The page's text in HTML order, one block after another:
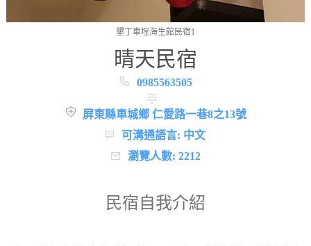
墾丁車埕海生館民宿1
晴天民宿
0985563505
屏東縣車城鄉 仁愛路一巷8之13號
可溝通語言: 中文
瀏覽人數: 2212
民宿自我介紹